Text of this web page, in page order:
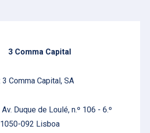
3 Comma Capital
3 Comma Capital, SA
Av. Duque de Loulé, n.º 106 - 6.º
Lisboa